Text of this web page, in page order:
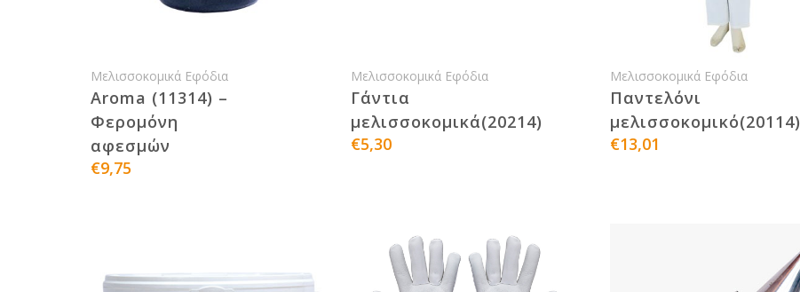
Μελισσοκομικά Εφόδια
Aroma (11314) –
Φερομόνη
αφεσμών
€9,75
Μελισσοκομικά Εφόδια
Γάντια
μελισσοκομικά(20214)
€5,30
Μελισσοκομικά Εφόδια
Παντελόνι
μελισσοκομικό(20114)
€13,01